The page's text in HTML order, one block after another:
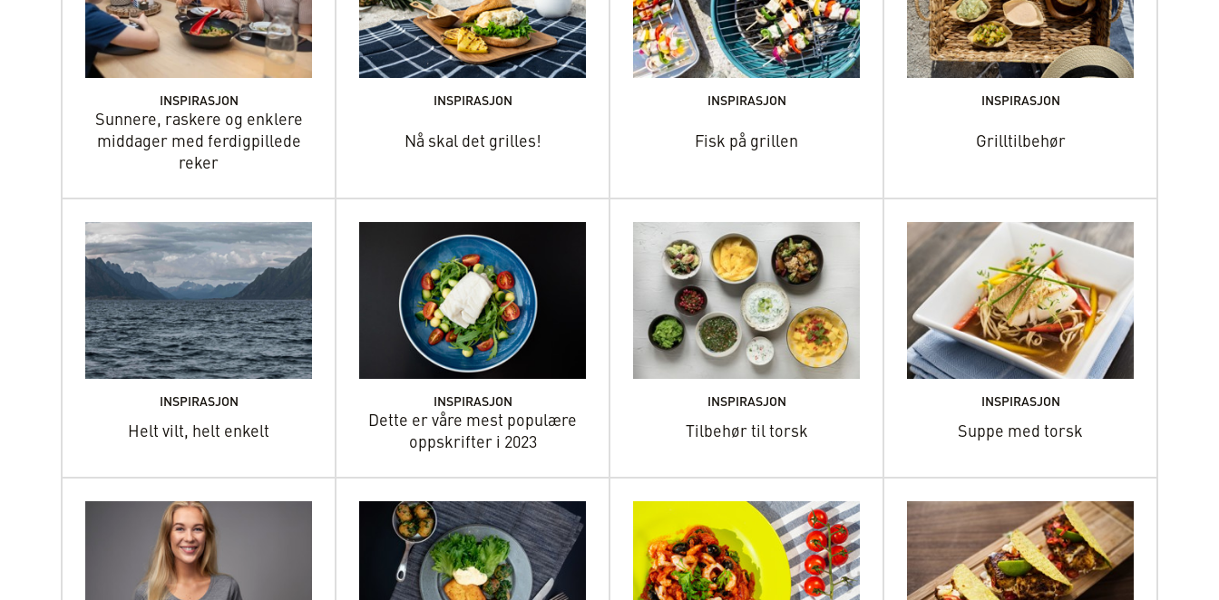
INSPIRASJON
Sunnere, raskere og enklere
middager med ferdigpillede
reker
INSPIRASJON
Nå skal det grilles!
INSPIRASJON
Fisk på grillen
INSPIRASJON
Grilltilbehør
INSPIRASJON
Helt vilt, helt enkelt
INSPIRASJON
Dette er våre mest populære
oppskrifter i 2023
INSPIRASJON
Tilbehør til torsk
INSPIRASJON
Suppe med torsk